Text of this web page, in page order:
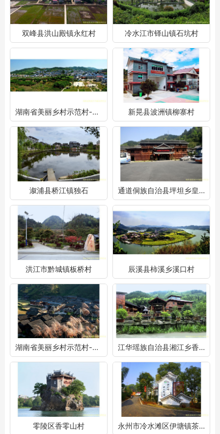
双峰县洪山殿镇永红村 冷水江市铎山镇石坑村
湖南省美丽乡村示范村-娄底篇 新晃县波洲镇柳寨村
溆浦县桥江镇独石 通道侗族自治县坪坦乡皇都村
洪江市黔城镇板桥村 辰溪县柿溪乡溪口村
湖南省美丽乡村示范村-怀化篇 江华瑶族自治县湘江乡香草源村
零陵区香零山村 永州市冷水滩区伊塘镇茶花村